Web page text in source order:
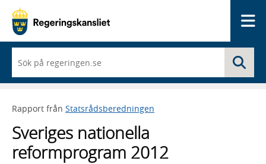
du
börjar
skriva
framträder
lista
med
sökförslag
Rapport från Statsrådsberedningen
Sveriges nationella
reformprogram 2012